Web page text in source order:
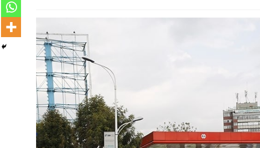
Dooktar Abiyyi Terminaala Haaraa
Buufata Xiyyaaraa Dajjaazmaach Balaay
Zallaqaa eebbisan
August 6, 2026